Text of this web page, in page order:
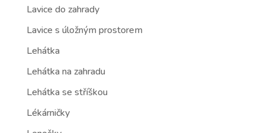
Lavice do zahrady
Lavice s úložným prostorem
Lehátka
Lehátka na zahradu
Lehátka se stříškou
Lékárničky